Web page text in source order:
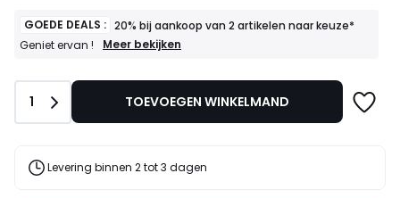
GOEDE DEALS : 20% bij aankoop van 2 artikelen naar keuze*
Geniet ervan !
GOEDE
artikelen
Meer bekijken
Aantal
1 TOEVOEGEN WINKELMAND
Levering binnen 2 tot 3 dagen